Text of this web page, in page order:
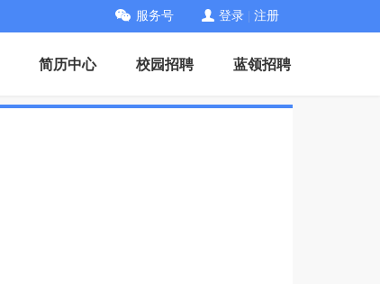
服务号 登录 注册
简历中心 校园招聘 蓝领招聘